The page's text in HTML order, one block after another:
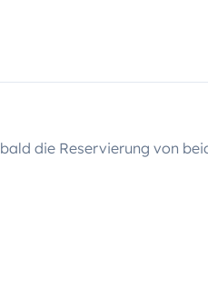
die Reservierung von